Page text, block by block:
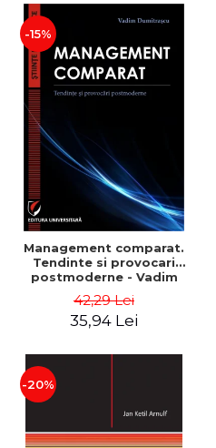
-15%
Management comparat.
Tendinte si provocari
postmoderne - Vadim
42,29 Lei
35,94 Lei
-20%